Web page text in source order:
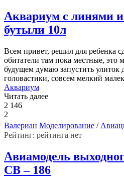
Аквариум с линями
бутыли 10л
Всем привет, решил для ребенка
обитатели там пока местные, это
будущем думаю запустить улиток
головастики, совсем мелкий
Аквариум
Читать далее
2 146
2
Валериан Моделирование /
Рейтинг: рейтинга нет
Авиамодель
СВ – 186